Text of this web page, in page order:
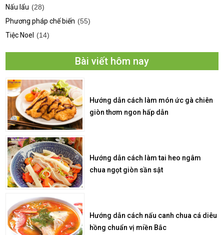
Nấu lẩu (28)
Phương pháp chế biến (55)
Tiệc Noel
(14)
Bài viết hôm nay
Hướng dẫn cách làm món ức gà chiên
giòn thơm ngon hấp dẫn
Hướng dẫn cách làm tai heo ngâm
chua ngọt giòn sần sật
Hướng dẫn cách nấu canh chua cá diêu
hồng chuẩn vị miền Bắc